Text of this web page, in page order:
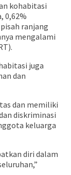
kohabitasi
0,62%
ranjang
mengalami
juga
dan
dan memiliki
diskriminasi
keluarga
diri dalam